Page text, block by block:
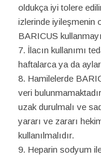
oldukça iyi tolere
izlerinde iyileşmenin
BARICUS
İlacın kullanımı
haftalarca ya da
Hamilelerde
veri
uzak durulmalı ve
yararı ve zararı
kullanılmalıdır.
Heparin sodyum